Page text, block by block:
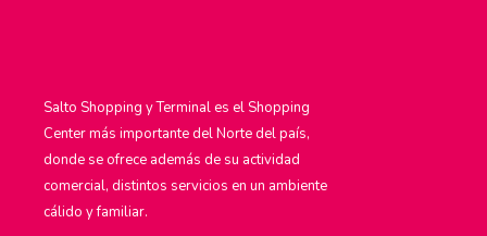
Salto Shopping y Terminal es el Shopping
Center más importante del Norte del país,
donde se ofrece además de su actividad
comercial, distintos servicios en un ambiente
cálido y familiar.